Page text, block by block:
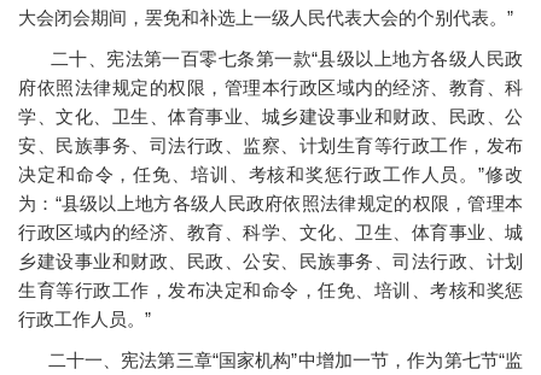
大会闭会期间，罢免和补选上一级人民代表大会的个别代表。”
二十、宪法第一百零七条第一款“县级以上地方各级人民政
府依照法律规定的权限，管理本行政区域内的经济、教育、科
学、文化、卫生、体育事业、城乡建设事业和财政、民政、公
安、民族事务、司法行政、监察、计划生育等行政工作，发布
决定和命令，任免、培训、考核和奖惩行政工作人员。”修改
为：“县级以上地方各级人民政府依照法律规定的权限，管理本
行政区域内的经济、教育、科学、文化、卫生、体育事业、城
乡建设事业和财政、民政、公安、民族事务、司法行政、计划
生育等行政工作，发布决定和命令，任免、培训、考核和奖惩
行政工作人员。”
二十一、宪法第三章“国家机构”中增加一节，作为第七节“监